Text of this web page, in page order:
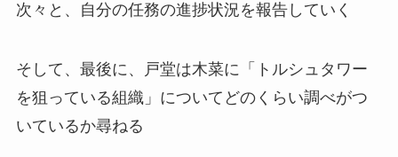
次々と、自分の任務の進捗状況を報告していく
そして、最後に、戸堂は木菜に「トルシュタワー
を狙っている組織」についてどのくらい調べがつ
いているか尋ねる